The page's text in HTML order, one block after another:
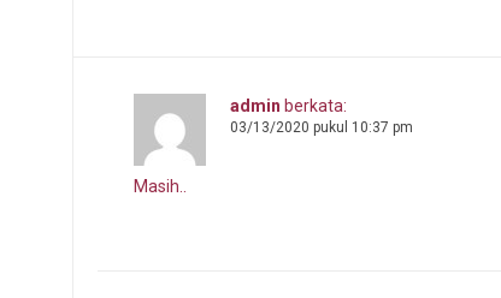
admin berkata:
03/13/2020 pukul 10:37 pm
Masih..